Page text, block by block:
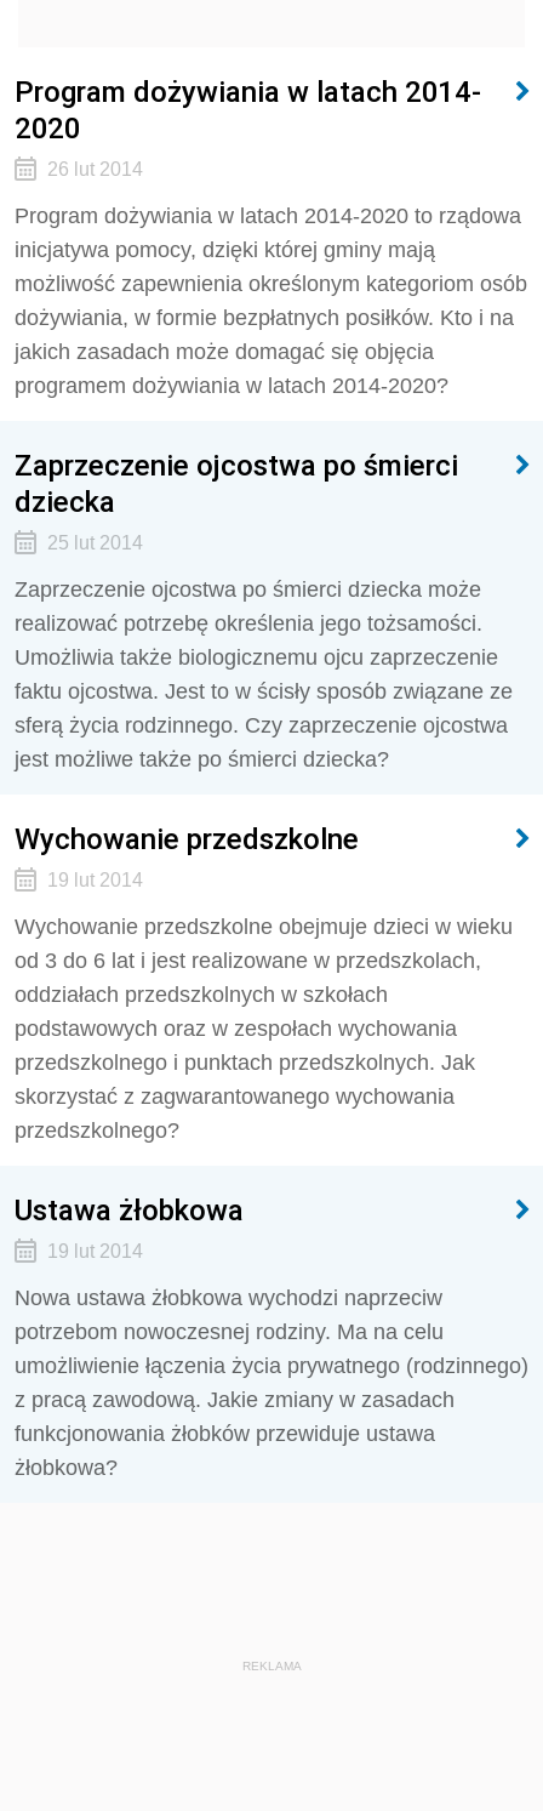
Program dożywiania w latach 2014-
2020
26 lut 2014
Program dożywiania w latach 2014-2020 to rządowa
inicjatywa pomocy, dzięki której gminy mają
możliwość zapewnienia określonym kategoriom osób
dożywiania, w formie bezpłatnych posiłków. Kto i na
jakich zasadach może domagać się objęcia
programem dożywiania w latach 2014-2020?
Zaprzeczenie ojcostwa po śmierci
dziecka
25 lut 2014
Zaprzeczenie ojcostwa po śmierci dziecka może
realizować potrzebę określenia jego tożsamości.
Umożliwia także biologicznemu ojcu zaprzeczenie
faktu ojcostwa. Jest to w ścisły sposób związane ze
sferą życia rodzinnego. Czy zaprzeczenie ojcostwa
jest możliwe także po śmierci dziecka?
Wychowanie przedszkolne
19 lut 2014
Wychowanie przedszkolne obejmuje dzieci w wieku
od 3 do 6 lat i jest realizowane w przedszkolach,
oddziałach przedszkolnych w szkołach
podstawowych oraz w zespołach wychowania
przedszkolnego i punktach przedszkolnych. Jak
skorzystać z zagwarantowanego wychowania
przedszkolnego?
Ustawa żłobkowa
19 lut 2014
Nowa ustawa żłobkowa wychodzi naprzeciw
potrzebom nowoczesnej rodziny. Ma na celu
umożliwienie łączenia życia prywatnego (rodzinnego)
z pracą zawodową. Jakie zmiany w zasadach
funkcjonowania żłobków przewiduje ustawa
żłobkowa?
REKLAMA